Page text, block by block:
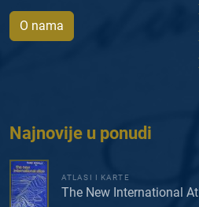
O nama
Najnovije u ponudi
ATLASI I KARTE
The New International